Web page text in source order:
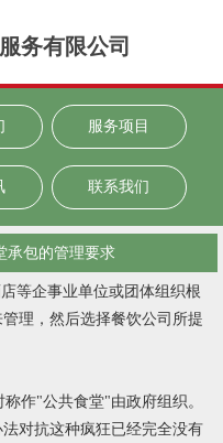
务有限公司
服务项目
联系我们
承包的管理要求
等企事业单位或团体组织根
理，然后选择餐饮公司所提
作"公共食堂"由政府组织。
对抗这种疯狂已经完全没有